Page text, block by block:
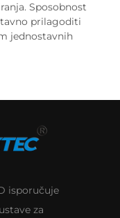
Sposobnost
prilagoditi
jednostavnih
isporučuje
za